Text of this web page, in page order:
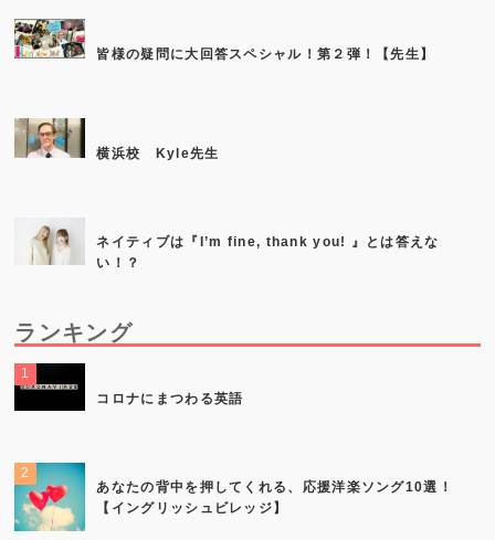
皆様の疑問に大回答スペシャル！第２弾！【先生】
横浜校 Kyle先生
ネイティブは『I’m fine, thank you! 』とは答えな
い！？
ランキング
コロナにまつわる英語
あなたの背中を押してくれる、応援洋楽ソング10選！
【イングリッシュビレッジ】